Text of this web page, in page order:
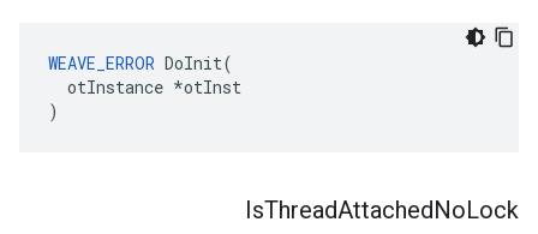
WEAVE_ERROR DoInit(
  otInstance *otInst
)
IsThreadAttachedNoLock